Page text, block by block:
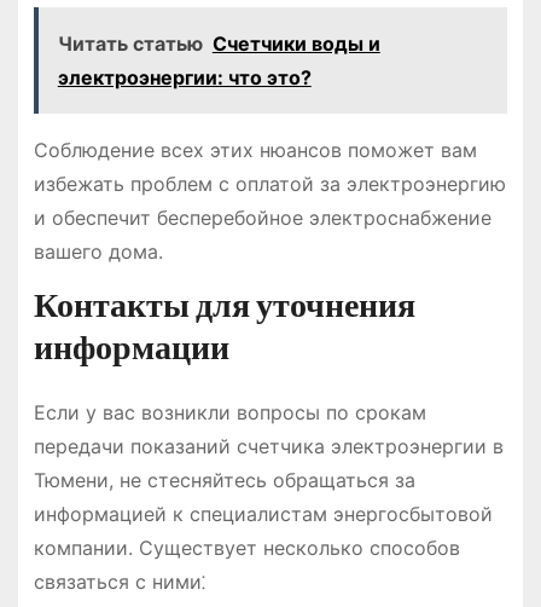
Читать статью Счетчики воды и
электроэнергии: что это?
Соблюдение всех этих нюансов поможет вам
избежать проблем с оплатой за электроэнергию
и обеспечит бесперебойное электроснабжение
вашего дома.
Контакты для уточнения
информации
Если у вас возникли вопросы по срокам
передачи показаний счетчика электроэнергии в
Тюмени, не стесняйтесь обращаться за
информацией к специалистам энергосбытовой
компании. Существует несколько способов
связаться с ними⁚